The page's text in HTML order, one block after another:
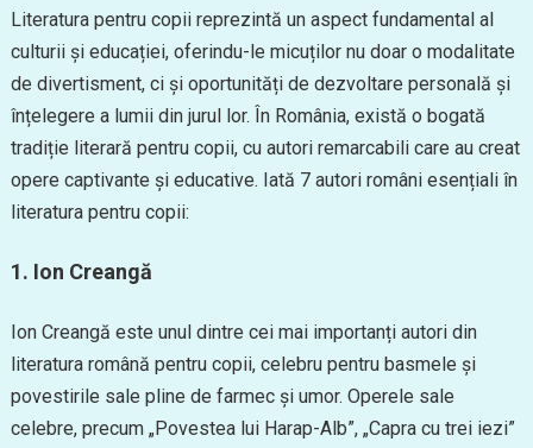
Literatura pentru copii reprezintă un aspect fundamental al
culturii și educației, oferindu-le micuților nu doar o modalitate
de divertisment, ci și oportunități de dezvoltare personală și
înțelegere a lumii din jurul lor. În România, există o bogată
tradiție literară pentru copii, cu autori remarcabili care au creat
opere captivante și educative. Iată 7 autori români esențiali în
literatura pentru copii:
1. Ion Creangă
Ion Creangă este unul dintre cei mai importanți autori din
literatura română pentru copii, celebru pentru basmele și
povestirile sale pline de farmec și umor. Operele sale
celebre, precum „Povestea lui Harap-Alb”, „Capra cu trei iezi”